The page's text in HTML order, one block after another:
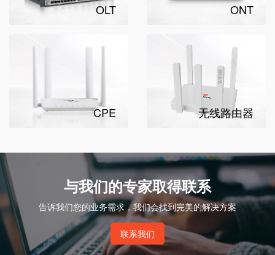
OLT ONT
CPE 无线路由器
与我们的专家取得联系
告诉我们您的业务需求，我们会找到完美的解决方案
联系我们